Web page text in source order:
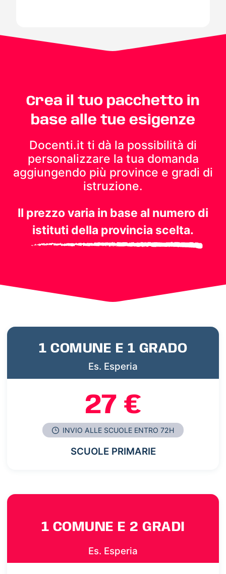
Crea il tuo pacchetto in
base alle tue esigenze
Docenti.it ti dà la possibilità di
personalizzare la tua domanda
aggiungendo più province e gradi di
istruzione.
Il prezzo varia in base al numero di
istituti della provincia scelta.
1 COMUNE E 1 GRADO
Es. Esperia
27 €
INVIO ALLE SCUOLE ENTRO 72H
SCUOLE PRIMARIE
1 COMUNE E 2 GRADI
Es. Esperia